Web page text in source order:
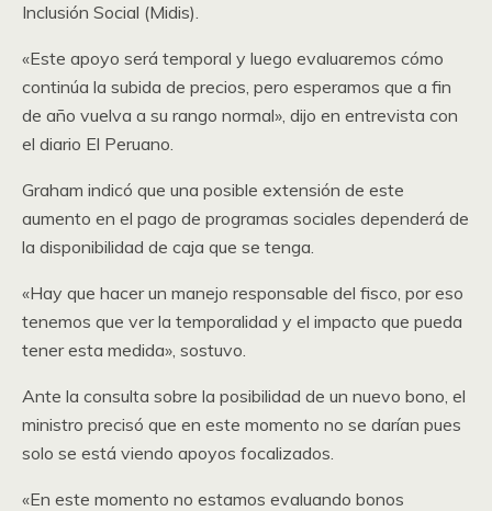
Inclusión Social (Midis).
«Este apoyo será temporal y luego evaluaremos cómo
continúa la subida de precios, pero esperamos que a fin
de año vuelva a su rango normal», dijo en entrevista con
el diario El Peruano.
Graham indicó que una posible extensión de este
aumento en el pago de programas sociales dependerá de
la disponibilidad de caja que se tenga.
«Hay que hacer un manejo responsable del fisco, por eso
tenemos que ver la temporalidad y el impacto que pueda
tener esta medida», sostuvo.
Ante la consulta sobre la posibilidad de un nuevo bono, el
ministro precisó que en este momento no se darían pues
solo se está viendo apoyos focalizados.
«En este momento no estamos evaluando bonos